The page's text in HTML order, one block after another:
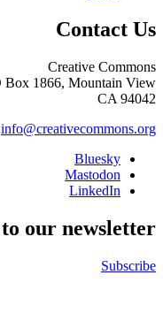
Contact Us
Creative Commons
Box 1866, Mountain View,
CA 94042
info@creativecommons.org
Bluesky
Mastodon
LinkedIn
our newsletter
Subscribe